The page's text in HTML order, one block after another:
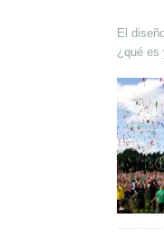
El
¿qué es